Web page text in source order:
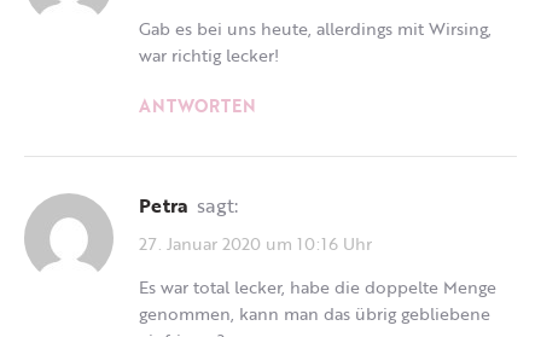
Gab es bei uns heute, allerdings mit Wirsing,
war richtig lecker!
ANTWORTEN
Petra sagt:
27. Januar 2020 um 10:16 Uhr
Es war total lecker, habe die doppelte Menge
genommen, kann man das übrig gebliebene